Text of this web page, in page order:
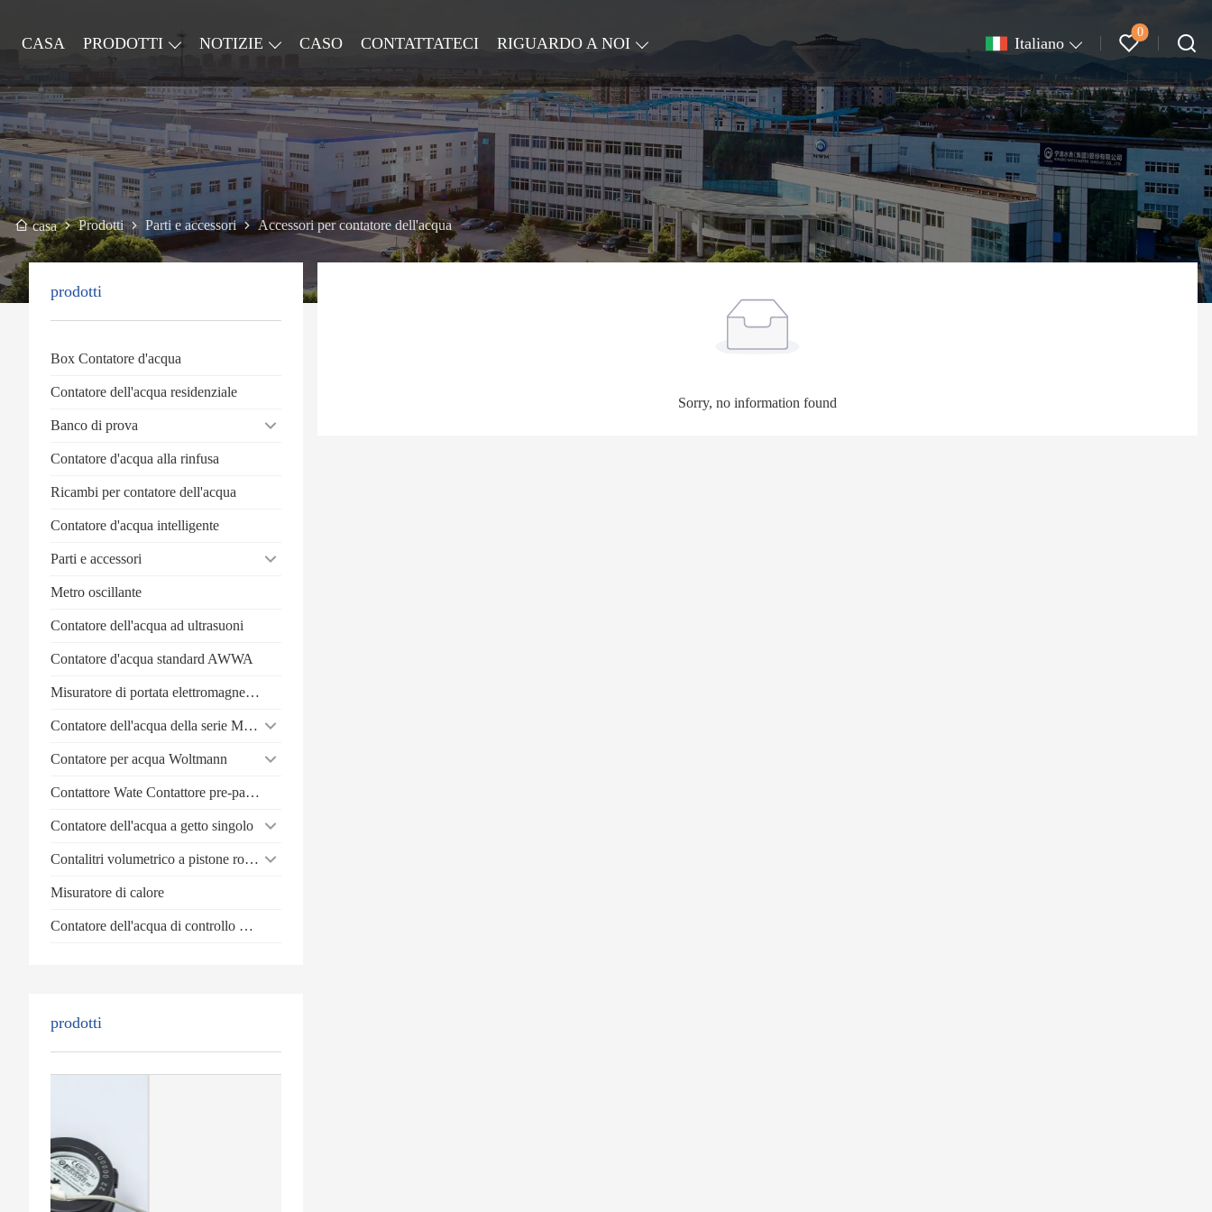
CASA PRODOTTI NOTIZIE CASO CONTATTATECI RIGUARDO A NOI Italiano
0
casa Prodotti Parti e accessori Accessori per contatore dell'acqua
prodotti
Box Contatore d'acqua
Contatore dell'acqua residenziale
Banco di prova
Contatore d'acqua alla rinfusa
Ricambi per contatore dell'acqua
Contatore d'acqua intelligente
Parti e accessori
Metro oscillante
Contatore dell'acqua ad ultrasuoni
Contatore d'acqua standard AWWA
Misuratore di portata elettromagnetico
Contatore dell'acqua della serie Multi-Jet
Contatore per acqua Woltmann
Contattore Wate Contattore pre-pagamento
Contatore dell'acqua a getto singolo
Contalitri volumetrico a pistone rotante
Misuratore di calore
Contatore dell'acqua di controllo batch
prodotti
Sorry, no information found